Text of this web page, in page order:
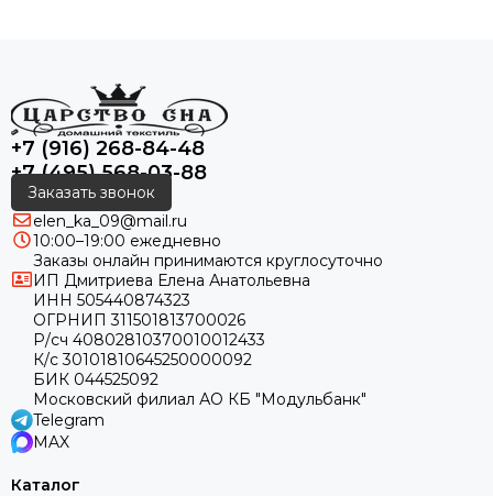
+7 (916) 268-84-48
+7 (495) 568-03-88
Заказать звонок
elen_ka_09@mail.ru
10:00–19:00 ежедневно
Заказы онлайн принимаются круглосуточно
ИП Дмитриева Елена Анатольевна
ИНН 505440874323
ОГРНИП 311501813700026
Р/сч 40802810370010012433
К/с 30101810645250000092
БИК 044525092
Московский филиал АО КБ "Модульбанк"
Telegram
MAX
Каталог